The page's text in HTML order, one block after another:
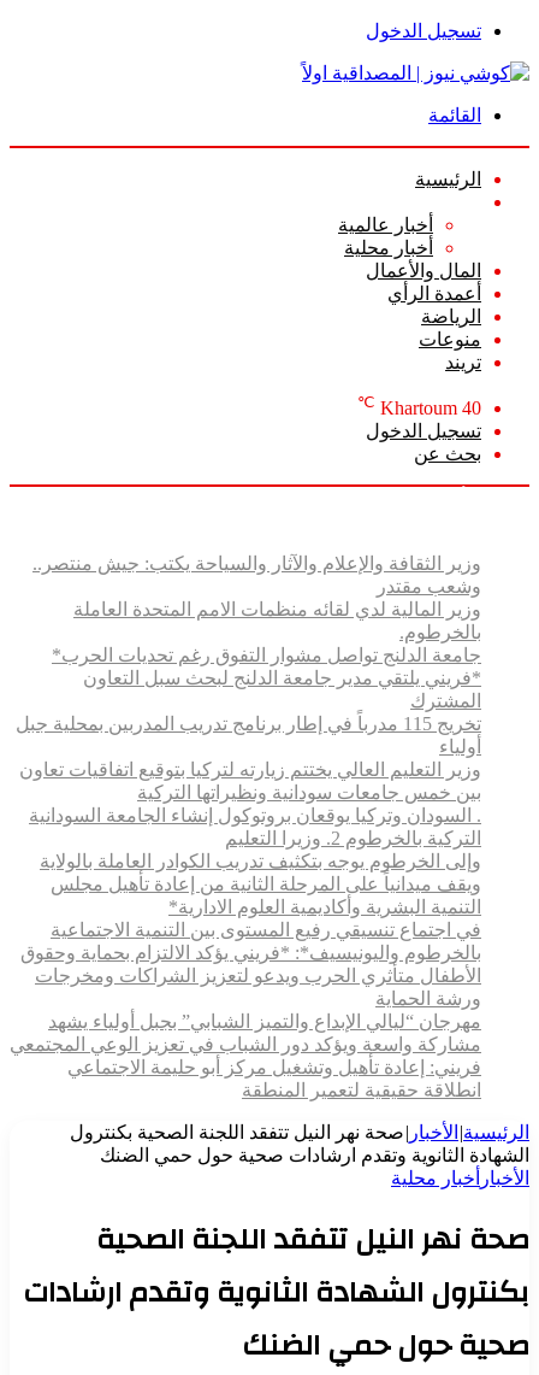
تسجيل الدخول
القائمة
الرئيسية
أخبار عالمية
أخبار محلية
المال والأعمال
أعمدة الرأي
الرياضة
منوعات
تريند
Khartoum 40
℃
تسجيل الدخول
بحث عن
وزير الثقافة والإعلام والآثار والسياحة يكتب: جيش منتصر..
وشعب مقتدر
وزير المالية لدي لقائه منظمات الامم المتحدة العاملة
بالخرطوم.
جامعة الدلنج تواصل مشوار التفوق رغم تحديات الحرب*
*فريني يلتقي مدير جامعة الدلنج لبحث سبل التعاون
المشترك
تخريج 115 مدرباً في إطار برنامج تدريب المدربين بمحلية جبل
أولياء
وزير التعليم العالي يختتم زيارته لتركيا بتوقيع اتفاقيات تعاون
بين خمس جامعات سودانية ونظيراتها التركية
. السودان وتركيا يوقعان بروتوكول إنشاء الجامعة السودانية
التركية بالخرطوم 2. وزيرا التعليم
وإلى الخرطوم يوجه بتكثيف تدريب الكوادر العاملة بالولاية
ويقف ميدانياً على المرحلة الثانية من إعادة تأهيل مجلس
التنمية البشرية وأكاديمية العلوم الادارية*
في اجتماع تنسيقي رفيع المستوى بين التنمية الاجتماعية
بالخرطوم واليونيسيف*: *​فريني يؤكد الالتزام بحماية وحقوق
الأطفال متأثري الحرب ويدعو لتعزيز الشراكات ومخرجات
ورشة الحماية
مهرجان “ليالي الإبداع والتميز الشبابي” بجبل أولياء يشهد
مشاركة واسعة ويؤكد دور الشباب في تعزيز الوعي المجتمعي
فريني: إعادة تأهيل وتشغيل مركز أبو حليمة الاجتماعي
انطلاقة حقيقية لتعمير المنطقة
الرئيسية| الأخبار |صحة نهر النيل تتفقد اللجنة الصحية بكنترول
الشهادة الثانوية وتقدم ارشادات صحية حول حمي الضنك
الأخبار أخبار محلية
صحة نهر النيل تتفقد اللجنة الصحية
بكنترول الشهادة الثانوية وتقدم ارشادات
صحية حول حمي الضنك